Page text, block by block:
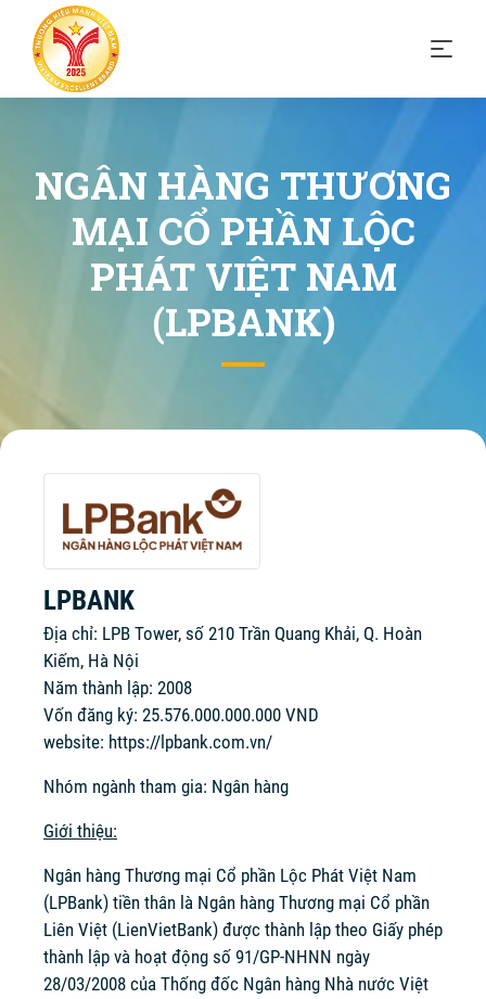
NGÂN HÀNG THƯƠNG
MẠI CỔ PHẦN LỘC
PHÁT VIỆT NAM
(LPBANK)
LPBANK
Địa chỉ: LPB Tower, số 210 Trần Quang Khải, Q. Hoàn
Kiếm, Hà Nội
Năm thành lập: 2008
Vốn đăng ký: 25.576.000.000.000 VND
website: https://lpbank.com.vn/
Nhóm ngành tham gia: Ngân hàng
Giới thiệu:
Ngân hàng Thương mại Cổ phần Lộc Phát Việt Nam
(LPBank) tiền thân là Ngân hàng Thương mại Cổ phần
Liên Việt (LienVietBank) được thành lập theo Giấy phép
thành lập và hoạt động số 91/GP-NHNN ngày
28/03/2008 của Thống đốc Ngân hàng Nhà nước Việt